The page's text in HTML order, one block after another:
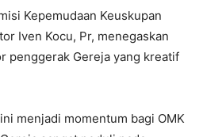
Kepemudaan Keuskupan
Iven Kocu, Pr, menegaskan
penggerak Gereja yang kreatif
menjadi momentum bagi OMK